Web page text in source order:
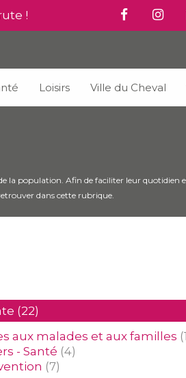
!
Loisirs Ville du Cheval
la population. Afin de faciliter leur quotidien
dans cette rubrique.
(22)
aux malades et aux familles
- Santé (4)
(7)